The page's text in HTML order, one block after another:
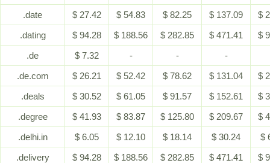
.date
$ 27.42 $ 54.83 $ 82.25 $ 137.09
$
.dating
$ 94.28 $ 188.56 $ 282.85 $ 471.41
$
.de
$ 7.32 - -
-
.de.com
$ 26.21 $ 52.42 $ 78.62 $ 131.04
$
.deals
$ 30.52 $ 61.05 $ 91.57 $ 152.61
$
.degree
$ 41.93 $ 83.87 $ 125.80 $ 209.67
$
.delhi.in
$ 6.05 $ 12.10 $ 18.14 $ 30.24
$
.delivery
$ 94.28 $ 188.56 $ 282.85 $ 471.41
$